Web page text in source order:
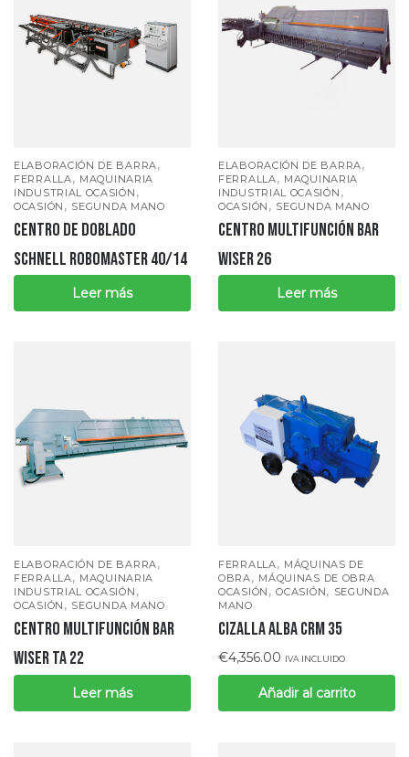
ELABORACIÓN DE BARRA,
FERRALLA, MAQUINARIA
INDUSTRIAL OCASIÓN ,
OCASIÓN , SEGUNDA MANO
CENTRO DE DOBLADO
SCHNELL ROBOMASTER 40/14
Leer más
ELABORACIÓN DE BARRA,
FERRALLA, MAQUINARIA
INDUSTRIAL OCASIÓN ,
OCASIÓN , SEGUNDA MANO
CENTRO MULTIFUNCIÓN BAR
WISER 26
Leer más
ELABORACIÓN DE BARRA,
FERRALLA, MAQUINARIA
INDUSTRIAL OCASIÓN ,
OCASIÓN , SEGUNDA MANO
CENTRO MULTIFUNCIÓN BAR
WISER TA 22
Leer más
FERRALLA, MÁQUINAS DE
OBRA, MÁQUINAS DE OBRA
OCASIÓN ,OCASIÓN, SEGUNDA
MANO
CIZALLA ALBA CRM 35
€4,356.00 IVA INCLUIDO
Añadir al carrito